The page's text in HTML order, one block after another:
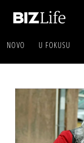
NOVO U FOKUSU